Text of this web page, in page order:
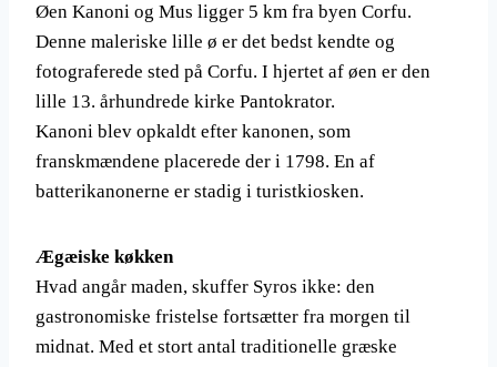
Øen Kanoni og Mus ligger 5 km fra byen Corfu.
Denne maleriske lille ø er det bedst kendte og
fotograferede sted på Corfu. I hjertet af øen er den
lille 13. århundrede kirke Pantokrator.
Kanoni blev opkaldt efter kanonen, som
franskmændene placerede der i 1798. En af
batterikanonerne er stadig i turistkiosken.
Ægæiske køkken
Hvad angår maden, skuffer Syros ikke: den
gastronomiske fristelse fortsætter fra morgen til
midnat. Med et stort antal traditionelle græske